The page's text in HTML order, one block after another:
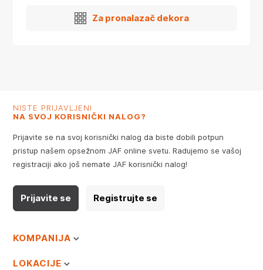
Za pronalazač dekora
NISTE PRIJAVLJENI
NA SVOJ KORISNIČKI NALOG?
Prijavite se na svoj korisnički nalog da biste dobili potpun
pristup našem opsežnom JAF online svetu. Radujemo se vašoj
registraciji ako još nemate JAF korisnički nalog!
Prijavite se Registrujte se
KOMPANIJA
LOKACIJE